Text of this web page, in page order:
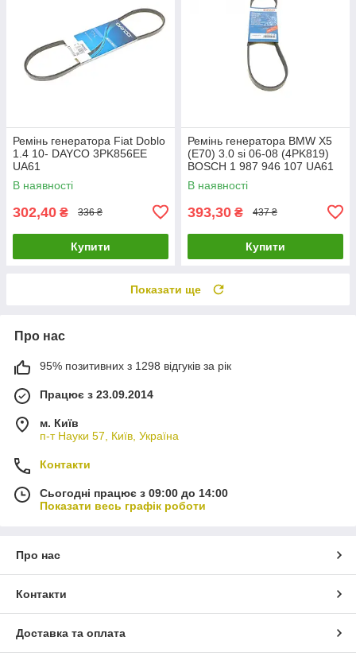
Ремінь генератора Fiat Doblo
1.4 10- DAYCO 3PK856EE
UA61
В наявності
302,40 ₴ 336 ₴
Купити
Ремінь генератора BMW X5
(E70) 3.0 si 06-08 (4PK819)
BOSCH 1 987 946 107 UA61
В наявності
393,30 ₴ 437 ₴
Купити
Показати ще
Про нас
95% позитивних з 1298 відгуків за рік
Працює з 23.09.2014
м. Київ
п-т Науки 57, Київ, Україна
Контакти
Сьогодні працює з 09:00 до 14:00
Показати весь графік роботи
Про нас
Контакти
Доставка та оплата